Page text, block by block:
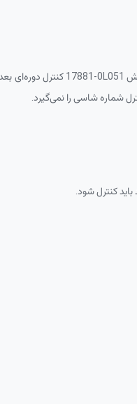
17881-0L051 کنترل دوره‌ای
شماره شاسی را نمی‌گیرد.
کنترل شود.